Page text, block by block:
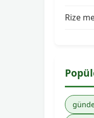
Rize